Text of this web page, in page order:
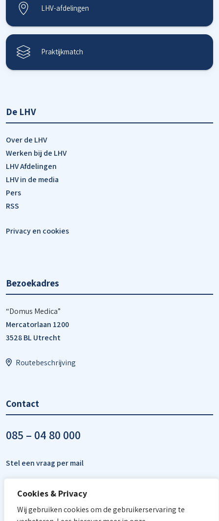
Cookies & Privacy
Wij gebruiken cookies om de gebruikerservaring te
LHV-afdelingen
Praktijkmatch
De LHV
Over de LHV
Werken bij de LHV
LHV Afdelingen
LHV in de media
Pers
RSS
Privacy en cookies
Bezoekadres
“Domus Medica”
Mercatorlaan 1200
3528 BL Utrecht
Routebeschrijving
Contact
085 – 04 80 000
Stel een vraag per mail